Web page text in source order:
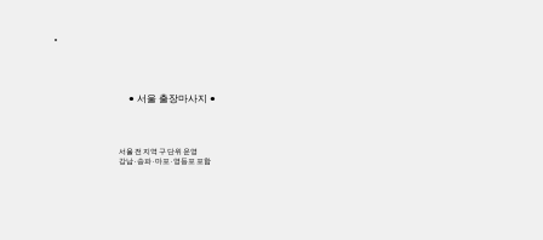
서울 전 지역 구 단위 운영
강남 · 송파 · 마포 · 영등포 포함
● 서울 출장마사지 ●